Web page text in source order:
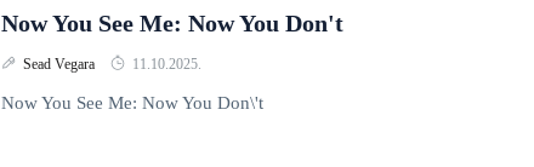
Now You See Me: Now You Don't
Sead Vegara 11.10.2025.
Now You See Me: Now You Don\'t